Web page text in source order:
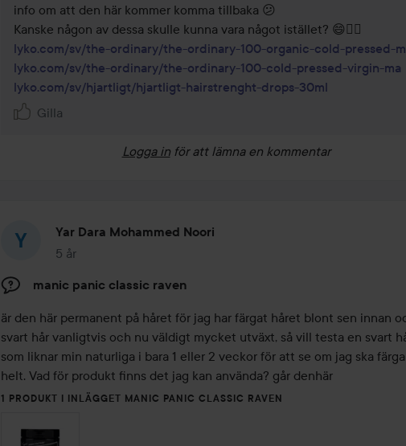
info om att den här kommer komma tillbaka 😕
lyko.com/sv/the-ordinary/the-ordinary-100-organic-cold-pressed-m
lyko.com/sv/the-ordinary/the-ordinary-100-cold-pressed-virgin-ma
lyko.com/sv/hjartligt/hjartligt-hairstrenght-drops-30ml
Gilla
Logga in för att lämna en kommentar
Yar Dara Mohammed Noori
5 år
Inlägget skapades 5 år
manic panic classic raven
är den här permanent på håret för jag har färgat håret blont sen innan
svart hår vanligtvis och nu väldigt mycket utväxt, så vill testa en svart
som liknar min naturliga i bara 1 eller 2 veckor för att se om jag ska
helt. Vad för produkt finns det jag kan använda? går denhär
1 PRODUKT I INLÄGGET MANIC PANIC CLASSIC RAVEN